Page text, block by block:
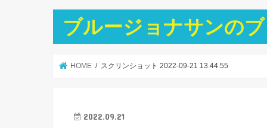
ブルージョナサンの
HOME スクリンショット 2022-09-21 13.44.55
2022.09.21